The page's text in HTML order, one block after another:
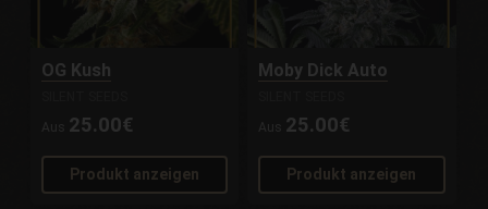
OG Kush
Aus 25.00€
Produkt anzeigen
Moby Dick Auto
Aus 25.00€
Produkt anzeigen